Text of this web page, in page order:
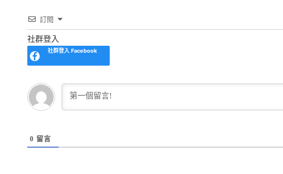
訂閱
社群登入
社群登入Facebook
0 留言